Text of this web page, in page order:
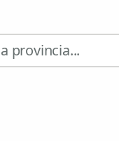
provincia...